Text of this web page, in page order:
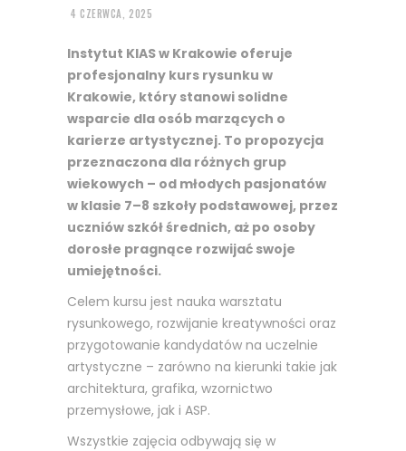
4 CZERWCA, 2025
Instytut KIAS w Krakowie oferuje
profesjonalny kurs rysunku w
Krakowie, który stanowi solidne
wsparcie dla osób marzących o
karierze artystycznej. To propozycja
przeznaczona dla różnych grup
wiekowych – od młodych pasjonatów
w klasie 7–8 szkoły podstawowej, przez
uczniów szkół średnich, aż po osoby
dorosłe pragnące rozwijać swoje
umiejętności.
Celem kursu jest nauka warsztatu
rysunkowego, rozwijanie kreatywności oraz
przygotowanie kandydatów na uczelnie
artystyczne – zarówno na kierunki takie jak
architektura, grafika, wzornictwo
przemysłowe, jak i ASP.
Wszystkie zajęcia odbywają się w